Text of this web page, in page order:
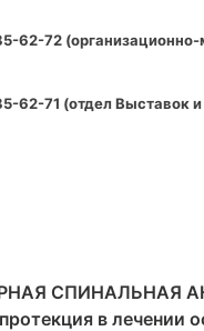
72 (организационно-
71 (отдел Выставок и
СПИНАЛЬНАЯ
в лечении